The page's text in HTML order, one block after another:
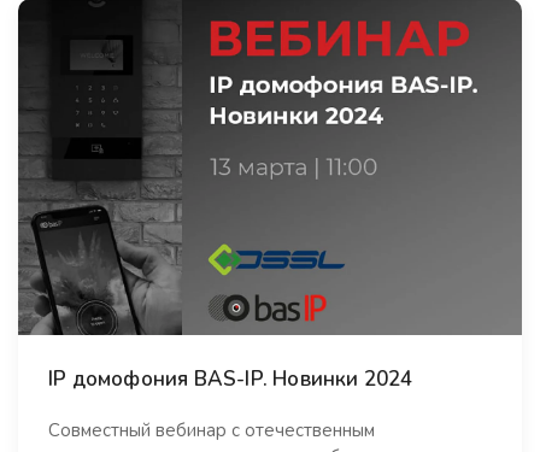
IP домофония BAS-IP. Новинки 2024
Совместный вебинар с отечественным